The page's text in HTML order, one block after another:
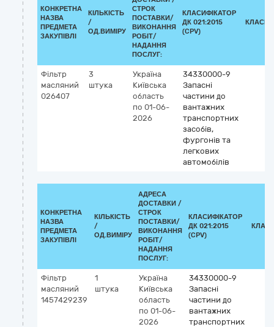
КОНКРЕТНА
НАЗВА
ПРЕДМЕТА
ЗАКУПІВЛІ
КІЛЬКІСТЬ
/
ОД.ВИМІРУ
СТРОК
ПОСТАВКИ/
ВИКОНАННЯ
РОБІТ/
НАДАННЯ
ПОСЛУГ:
КЛАСИФІКАТОР
ДК 021:2015
(CPV)
Фільтр
масляний
026407
3
штука
Україна
Київська
область
по 01-06-
2026
34330000-9
Запасні
частини до
вантажних
транспортних
засобів,
фургонів та
легкових
автомобілів
КОНКРЕТНА
НАЗВА
ПРЕДМЕТА
ЗАКУПІВЛІ
КІЛЬКІСТЬ
/
ОД.ВИМІРУ
АДРЕСА
ДОСТАВКИ /
СТРОК
ПОСТАВКИ/
ВИКОНАННЯ
РОБІТ/
НАДАННЯ
ПОСЛУГ:
КЛАСИФІКАТОР
ДК 021:2015
(CPV)
Фільтр
масляний
1457429239
1
штука
Україна
Київська
область
по 01-06-
2026
34330000-9
Запасні
частини до
вантажних
транспортних